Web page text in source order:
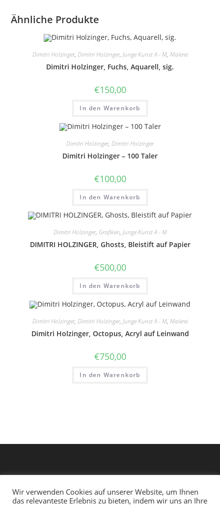
Ähnliche Produkte
Dimitri Holzinger, Dimitri Holzinger, Junge Kunst A - M, Malerei
Dimitri Holzinger, Fuchs, Aquarell, sig.
€150,00
In den Warenkorb
Dimitri Holzinger, Dimitri Holzinger
Dimitri Holzinger – 100 Taler
€100,00
In den Warenkorb
Dimitri Holzinger, Grafiken, Junge Kunst A - M
DIMITRI HOLZINGER, Ghosts, Bleistift auf Papier
€500,00
In den Warenkorb
Dimitri Holzinger, Dimitri Holzinger, Junge Kunst A - M, Malerei
Dimitri Holzinger, Octopus, Acryl auf Leinwand
€750,00
In den Warenkorb
Wir verwenden Cookies auf unserer Website, um Ihnen
das relevanteste Erlebnis zu bieten, indem wir uns an Ihre